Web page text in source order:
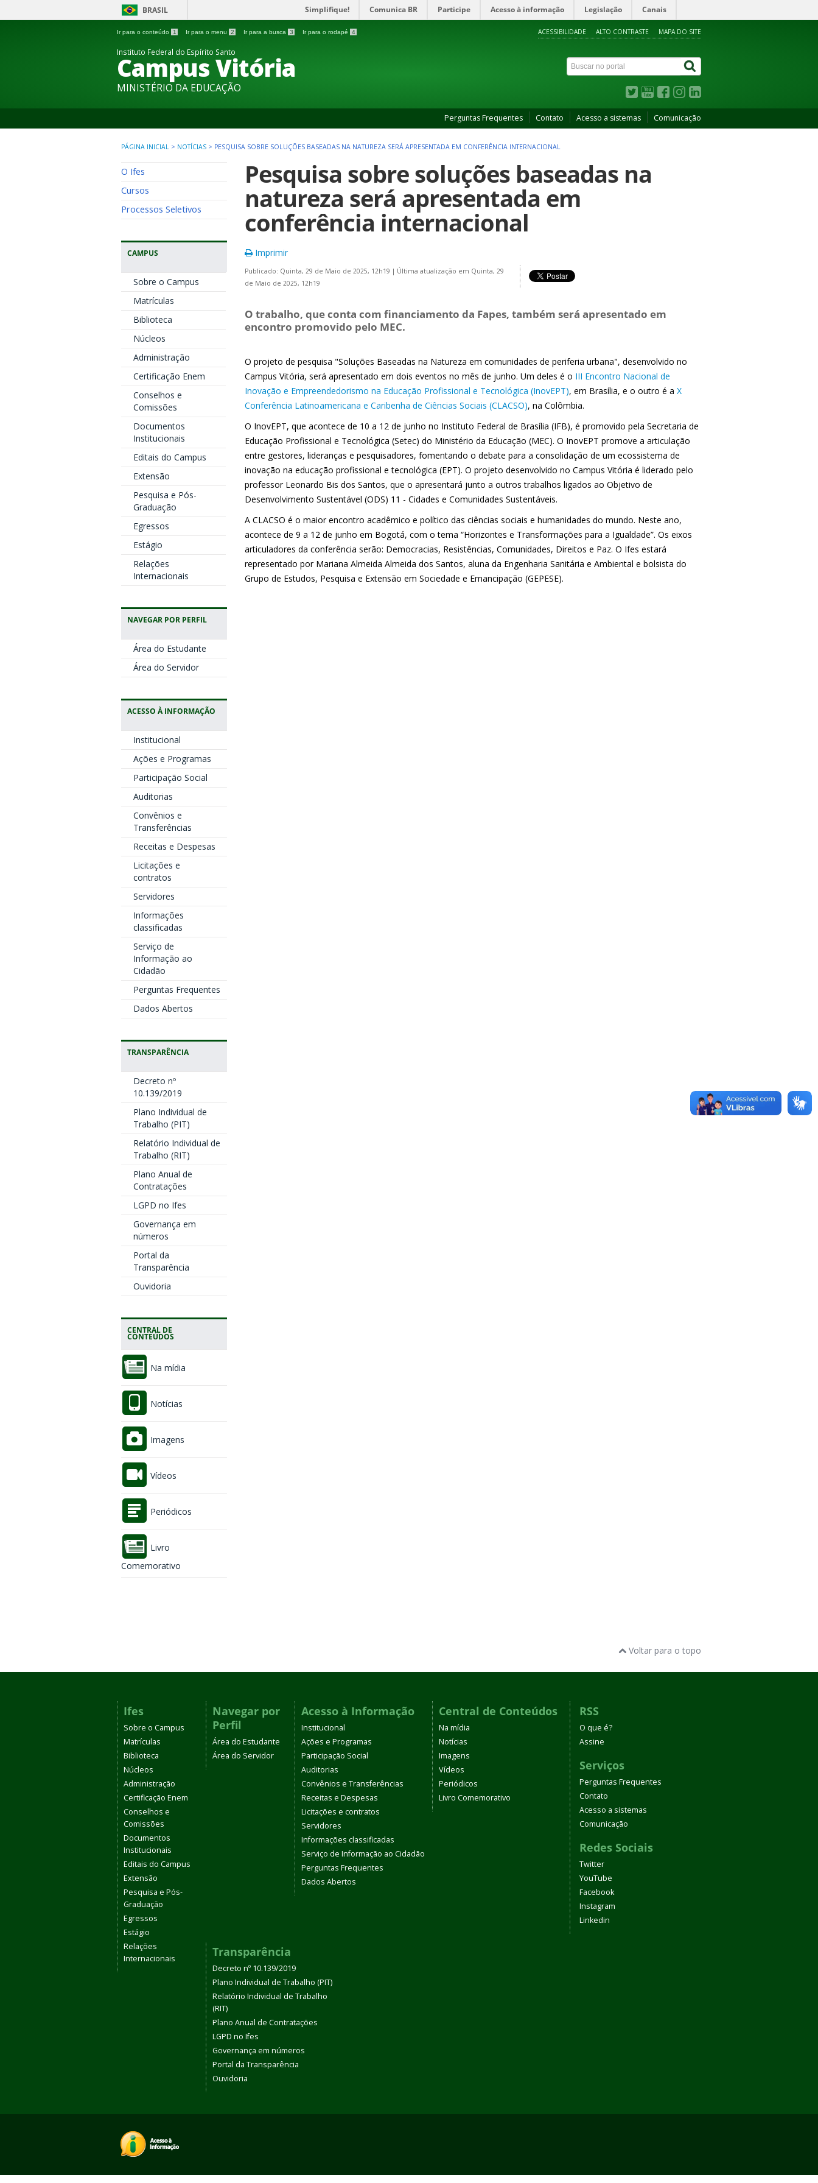
BRASIL Simplifique! Comunica BR Participe Acesso à informação Legislação Canais
Ir para o conteúdo 1 Ir para o menu 2 Ir para a busca 3 Ir para o rodapé 4 ACESSIBILIDADE ALTO CONTRASTE MAPA DO SITE
Instituto Federal do Espírito Santo
Campus Vitória
MINISTÉRIO DA EDUCAÇÃO
Perguntas Frequentes Contato Acesso a sistemas Comunicação
PÁGINA INICIAL > NOTÍCIAS > PESQUISA SOBRE SOLUÇÕES BASEADAS NA NATUREZA SERÁ APRESENTADA EM CONFERÊNCIA INTERNACIONAL
O Ifes
Cursos
Processos Seletivos
CAMPUS
Sobre o Campus
Matrículas
Biblioteca
Núcleos
Administração
Certificação Enem
Conselhos e
Comissões
Documentos
Institucionais
Editais do Campus
Extensão
Pesquisa e Pós-
Graduação
Egressos
Estágio
Relações
Internacionais
NAVEGAR POR PERFIL
Área do Estudante
Área do Servidor
ACESSO À INFORMAÇÃO
Institucional
Ações e Programas
Participação Social
Auditorias
Convênios e
Transferências
Receitas e Despesas
Licitações e
contratos
Servidores
Informações
classificadas
Serviço de
Informação ao
Cidadão
Perguntas Frequentes
Dados Abertos
TRANSPARÊNCIA
Decreto nº
10.139/2019
Plano Individual de
Trabalho (PIT)
Relatório Individual de
Trabalho (RIT)
Plano Anual de
Contratações
LGPD no Ifes
Governança em
números
Portal da
Transparência
Ouvidoria
CENTRAL DE
CONTEÚDOS
Na mídia
Notícias
Imagens
Vídeos
Periódicos
Livro
Comemorativo
Pesquisa sobre soluções baseadas na
natureza será apresentada em
conferência internacional
Imprimir
Publicado: Quinta, 29 de Maio de 2025, 12h19 | Última atualização em Quinta, 29
de Maio de 2025, 12h19
O trabalho, que conta com financiamento da Fapes, também será apresentado em
encontro promovido pelo MEC.
O projeto de pesquisa "Soluções Baseadas na Natureza em comunidades de periferia urbana", desenvolvido no
Campus Vitória, será apresentado em dois eventos no mês de junho. Um deles é o III Encontro Nacional de
Inovação e Empreendedorismo na Educação Profissional e Tecnológica (InovEPT), em Brasília, e o outro é a X
Conferência Latinoamericana e Caribenha de Ciências Sociais (CLACSO), na Colômbia.
O InovEPT, que acontece de 10 a 12 de junho no Instituto Federal de Brasília (IFB), é promovido pela Secretaria de
Educação Profissional e Tecnológica (Setec) do Ministério da Educação (MEC). O InovEPT promove a articulação
entre gestores, lideranças e pesquisadores, fomentando o debate para a consolidação de um ecossistema de
inovação na educação profissional e tecnológica (EPT). O projeto desenvolvido no Campus Vitória é liderado pelo
professor Leonardo Bis dos Santos, que o apresentará junto a outros trabalhos ligados ao Objetivo de
Desenvolvimento Sustentável (ODS) 11 - Cidades e Comunidades Sustentáveis.
A CLACSO é o maior encontro acadêmico e político das ciências sociais e humanidades do mundo. Neste ano,
acontece de 9 a 12 de junho em Bogotá, com o tema “Horizontes e Transformações para a Igualdade”. Os eixos
articuladores da conferência serão: Democracias, Resistências, Comunidades, Direitos e Paz. O Ifes estará
representado por Mariana Almeida Almeida dos Santos, aluna da Engenharia Sanitária e Ambiental e bolsista do
Grupo de Estudos, Pesquisa e Extensão em Sociedade e Emancipação (GEPESE).
Voltar para o topo
Ifes
Sobre o Campus
Matrículas
Biblioteca
Núcleos
Administração
Certificação Enem
Conselhos e
Comissões
Documentos
Institucionais
Editais do Campus
Extensão
Pesquisa e Pós-
Graduação
Egressos
Estágio
Relações
Internacionais
Navegar por
Perfil
Área do Estudante
Área do Servidor
Acesso à Informação
Institucional
Ações e Programas
Participação Social
Auditorias
Convênios e Transferências
Receitas e Despesas
Licitações e contratos
Servidores
Informações classificadas
Serviço de Informação ao Cidadão
Perguntas Frequentes
Dados Abertos
Central de Conteúdos
Na mídia
Notícias
Imagens
Vídeos
Periódicos
Livro Comemorativo
RSS
O que é?
Assine
Serviços
Perguntas Frequentes
Contato
Acesso a sistemas
Comunicação
Redes Sociais
Twitter
YouTube
Facebook
Instagram
Linkedin
Transparência
Decreto nº 10.139/2019
Plano Individual de Trabalho (PIT)
Relatório Individual de Trabalho
(RIT)
Plano Anual de Contratações
LGPD no Ifes
Governança em números
Portal da Transparência
Ouvidoria